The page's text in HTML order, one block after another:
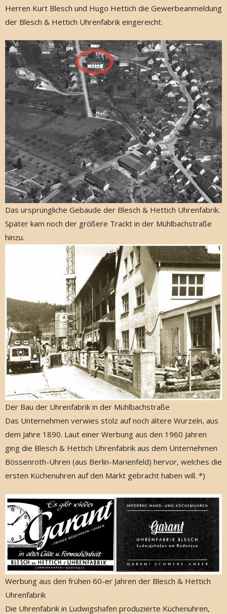
Herren Kurt Blesch und Hugo Hettich die Gewerbeanmeldung
der Blesch & Hettich Uhrenfabrik eingereicht.
Das ursprüngliche Gebäude der Blesch & Hettich Uhrenfabrik.
Später kam noch der größere Trackt in der Mühlbachstraße
hinzu.
Der Bau der Uhrenfabrik in der Mühlbachstraße
Das Unternehmen verwies stolz auf noch ältere Wurzeln, aus
dem Jahre 1890. Laut einer Werbung aus den 1960 Jahren
ging die Blesch & Hettich Uhrenfabrik aus dem Unternehmen
Bössenroth-Uhren (aus Berlin-Marienfeld) hervor, welches die
ersten Küchenuhren auf den Markt gebracht haben will. *)
Werbung aus den frühen 60-er Jahren der Blesch & Hettich
Uhrenfabrik
Die Uhrenfabrik in Ludwigshafen produzierte Küchenuhren,